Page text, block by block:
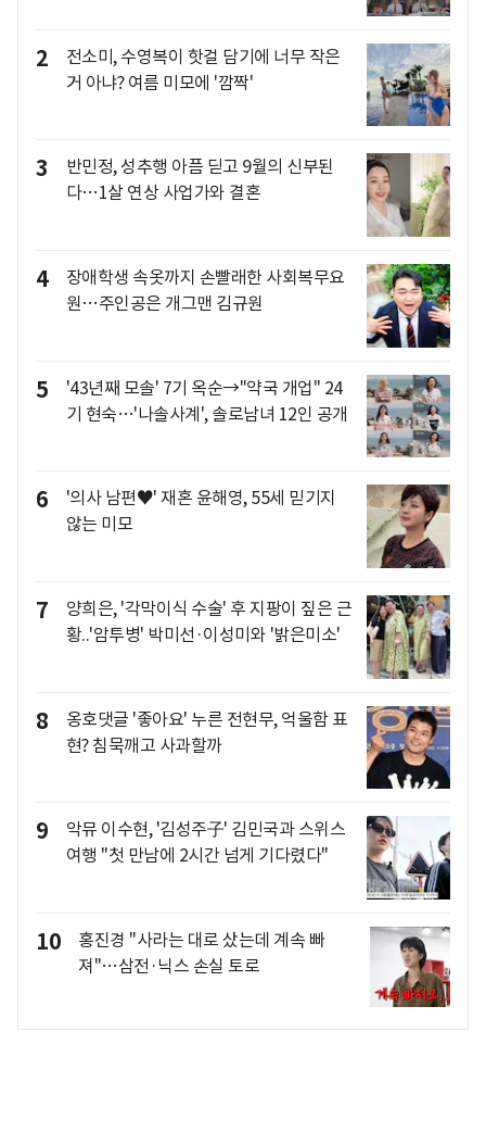
2
전소미, 수영복이 핫걸 담기에 너무 작은
거 아냐? 여름 미모에 '깜짝'
3
반민정, 성추행 아픔 딛고 9월의 신부된
다…1살 연상 사업가와 결혼
4
장애학생 속옷까지 손빨래한 사회복무요
원…주인공은 개그맨 김규원
5
'43년째 모솔' 7기 옥순→"약국 개업" 24
기 현숙…'나솔사계', 솔로남녀 12인 공개
6
'의사 남편♥' 재혼 윤해영, 55세 믿기지
않는 미모
7
양희은, '각막이식 수술' 후 지팡이 짚은 근
황..'암투병' 박미선·이성미와 '밝은미소'
8
옹호댓글 '좋아요' 누른 전현무, 억울함 표
현? 침묵깨고 사과할까
9
악뮤 이수현, '김성주子' 김민국과 스위스
여행 "첫 만남에 2시간 넘게 기다렸다"
10
홍진경 "사라는 대로 샀는데 계속 빠
져"…삼전·닉스 손실 토로